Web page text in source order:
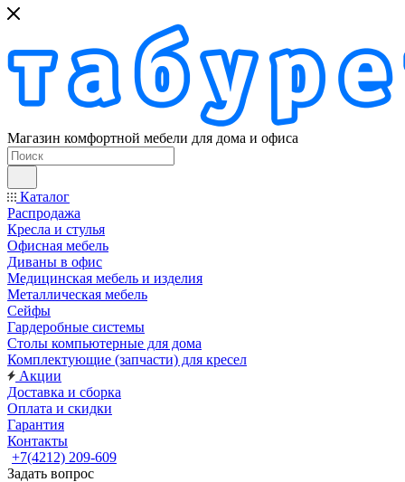
Магазин комфортной мебели для дома и офиса
Каталог
Распродажа
Кресла и стулья
Офисная мебель
Диваны в офис
Медицинская мебель и изделия
Металлическая мебель
Сейфы
Гардеробные системы
Столы компьютерные для дома
Комплектующие (запчасти) для кресел
Акции
Доставка и сборка
Оплата и скидки
Гарантия
Контакты
+7(4212) 209-609
Задать вопрос